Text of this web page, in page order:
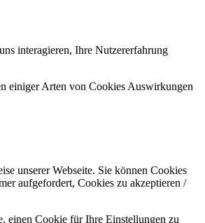
interagieren, Ihre Nutzererfahrung
einiger Arten von Cookies Auswirkungen
unserer Webseite. Sie können Cookies
aufgefordert, Cookies zu akzeptieren /
einen Cookie für Ihre Einstellungen zu